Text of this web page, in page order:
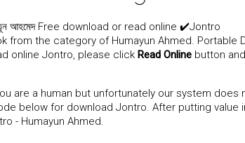
আহমেদFree download or read online ✔️Jontro
from the category of Humayun Ahmed. Portable
online Jontro, please click Read Online button
are a human but unfortunately our system
below for download Jontro. After putting value
- Humayun Ahmed.